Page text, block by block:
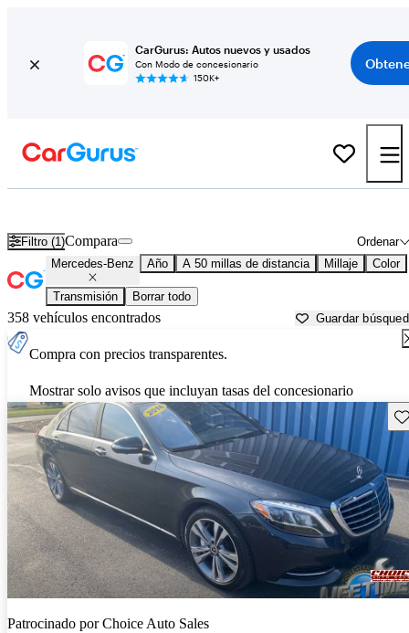
CarGurus: Autos nuevos y usados
Con Modo de concesionario
150K+
Filtro (1) Ordenar
Compara
Mercedes-Benz Año A 50 millas de distancia Millaje Color
Transmisión Borrar todo
358 vehículos encontrados Guardar
Compra con precios transparentes.
Mostrar solo avisos que incluyan tasas del concesionario
Patrocinado porChoice Auto Sales